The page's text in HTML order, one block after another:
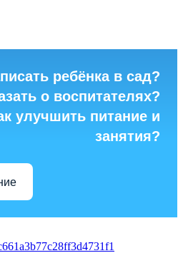
ребёнка в сад?
о воспитателях?
улучшить питание и
занятия?